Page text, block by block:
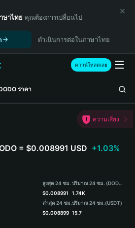
ษาไทย คุณต้องการเปลี่ยนไป
ดำเนินการต่อในภาษาไทย
ดาวน์โหลดเลย
ราคา
ความเสี่ยง
= $0.008991 USD +1.03%
สูงสุด 24 ชม.
$0.008991
ต่ำสุด 24 ชม.
$0.008899
ปริมาณ 24 ชม. (DODO)
1.74K
ปริมาณ 24 ชม.(USDT)
15.7